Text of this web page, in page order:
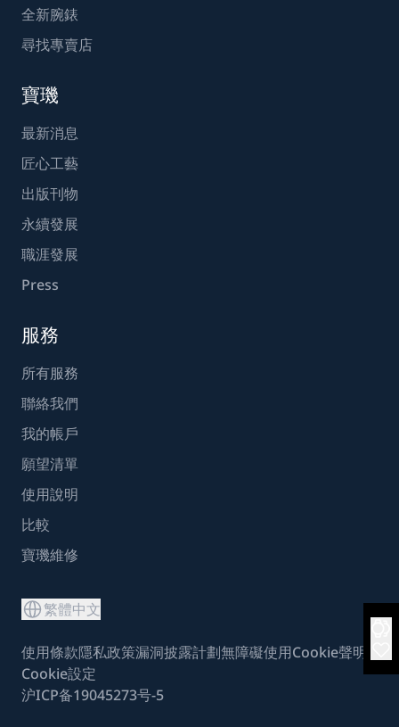
全新腕錶
尋找專賣店
寶璣
最新消息
匠心工藝
出版刊物
永續發展
職涯發展
Press
服務
所有服務
聯絡我們
我的帳戶
願望清單
使用說明
比較
寶璣維修
繁體中文
使用條款隱私政策漏洞披露計劃無障礙使用Cookie聲明
Cookie設定
沪ICP备19045273号-5